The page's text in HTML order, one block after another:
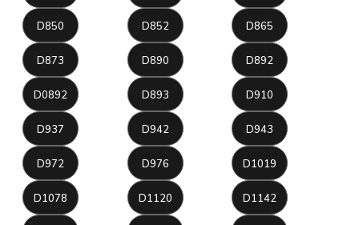
D850 D852 D865
D873 D890 D892
D0892 D893 D910
D937 D942 D943
D972 D976 D1019
D1078 D1120 D1142